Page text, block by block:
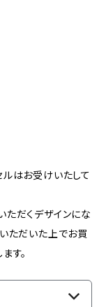
ルはお受けいたして
ただくデザインにな
ただいた上でお買
す。